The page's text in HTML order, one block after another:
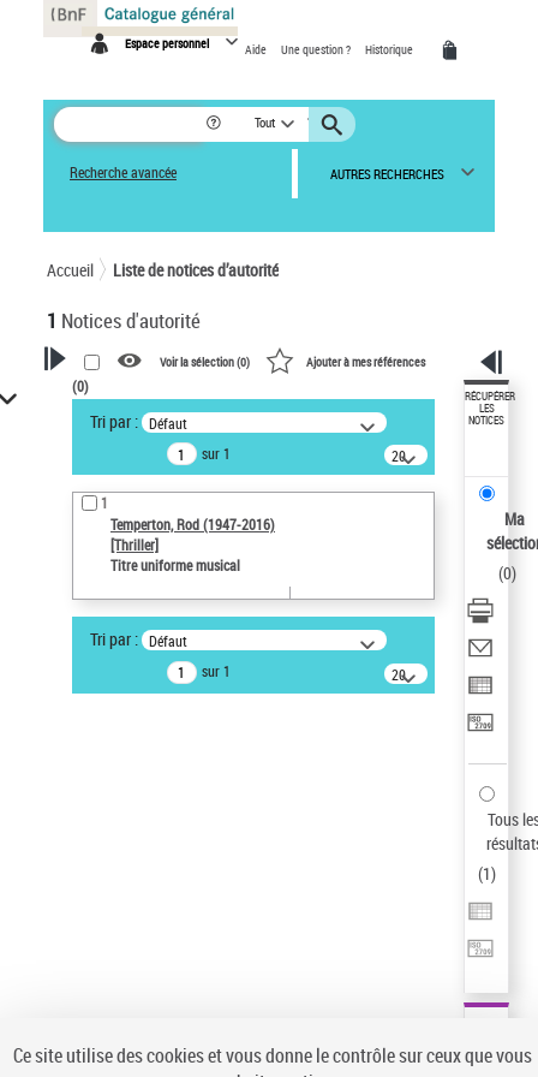
Espace personnel Aide Une question ? Historique
Tout
Recherche avancée AUTRES RECHERCHES
Accueil Liste de notices d’autorité
1 Notices d'autorité
VOTRE RECHERCHE
Recherche avancée dans les
notices d’autorité
Œuvres liées à l'auteur :
Temperton, Rod (1947-2016)
Auteur d’œuvre
ne s'applique pas
Type de notice d'autorité
Voir la sélection (0) Ajouter à mes références
(0)
Tri par : Défaut
sur 1
20
résultats/page
1
Temperton, Rod (1947-2016)
[Thriller]
Titre uniforme musical
Tri par : Défaut
sur 1
20
résultats/page
RÉCUPÉRER
LES
NOTICES
Ma
(0)
Tous
(1)
Panneau de gestion des cookies
Ce site utilise des cookies et vous donne le contrôle sur ceux que vous